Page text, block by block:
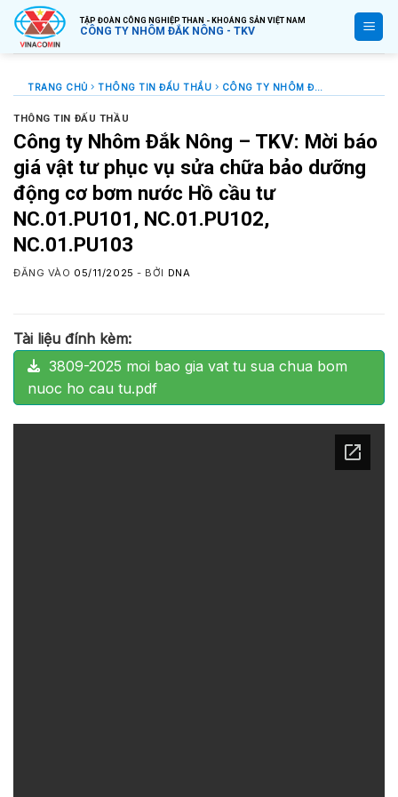
Bỏ
qua
nội
TẬP ĐOÀN CÔNG NGHIỆP THAN - KHOÁNG SẢN VIỆT NAM
CÔNG TY NHÔM ĐẮK NÔNG - TKV
TRANG CHỦ THÔNG TIN ĐẤU THẦU CÔNG TY NHÔM ĐẮK NÔNG – TKV: MỜI BÁO GIÁ VẬT TƯ PHỤC VỤ SỬA CHỮA BẢO DƯỠNG ĐỘNG CƠ BƠM NƯỚC HỒ CẦU TƯ NC.01.PU101, NC.01.PU102, NC.01.PU103
THÔNG TIN ĐẤU THẦU
Công ty Nhôm Đắk Nông – TKV: Mời báo
giá vật tư phục vụ sửa chữa bảo dưỡng
động cơ bơm nước Hồ cầu tư
NC.01.PU101, NC.01.PU102,
NC.01.PU103
ĐĂNG VÀO 05/11/2025 - BỞI DNA
Tài liệu đính kèm:
3809-2025 moi bao gia vat tu sua chua bom
nuoc ho cau tu.pdf